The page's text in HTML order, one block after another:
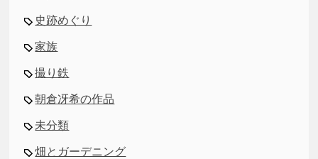
史跡めぐり
家族
撮り鉄
朝倉冴希の作品
未分類
畑とガーデニング